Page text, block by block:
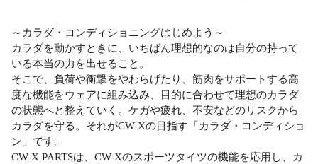
～カラダ・コンディショニングはじめよう～
カラダを動かすときに、いちばん理想的なのは自分の持って
いる本当の力を出せること。
そこで、負荷や衝撃をやわらげたり、筋肉をサポートする高
度な機能をウェアに組み込み、目的に合わせて理想のカラダ
の状態へと整えていく。ケガや疲れ、不安などのリスクから
カラダを守る。それがCW-Xの目指す「カラダ・コンディショ
ン」です。
CW-X PARTSは、CW-Xのスポーツタイツの機能を応用し、カ